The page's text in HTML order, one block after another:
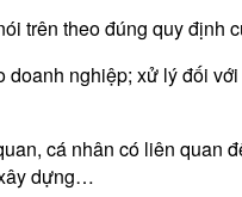
trên theo đúng quy định
nghiệp; xử lý đối
cá nhân có liên quan
dựng…